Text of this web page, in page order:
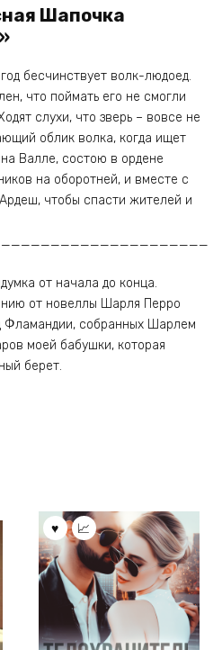
Шапочка
бесчинствует волк-людоед.
что поймать его не смогли
слухи, что зверь – вовсе не
облик волка, когда ищет
Валле, состою в ордене
на оборотней, и вместе с
чтобы спасти жителей и
от начала до конца.
от новеллы Шарля Перро
Фламандии, собранных Шарлем
моей бабушки, которая
берет.